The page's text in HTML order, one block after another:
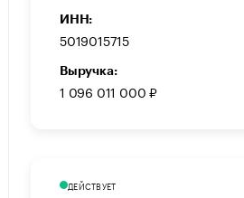
ИНН:
5019015715
Выручка:
1 096 011 000 ₽
ДЕЙСТВУЕТ